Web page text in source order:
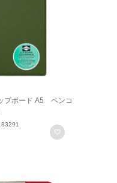
プボード A5 ペンコ